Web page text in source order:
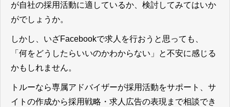
が自社の採用活動に適しているか、検討してみてはいか
がでしょうか。
しかし、いざFacebookで求人を行おうと思っても、
「何をどうしたらいいのかわからない」と不安に感じる
かもしれません。
トルーなら専属アドバイザーが採用活動をサポート、サ
イトの作成から採用戦略・求人広告の表現まで相談でき